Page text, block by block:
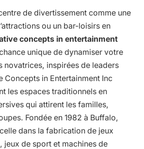
de divertissement comme une
ou un bar-loisirs en
concepts in entertainment
unique de dynamiser votre
novatrices, inspirées de leaders
Concepts in Entertainment Inc
les espaces traditionnels en
qui attirent les familles,
Fondée en 1982 à Buffalo,
dans la fabrication de jeux
jeux de sport et machines de